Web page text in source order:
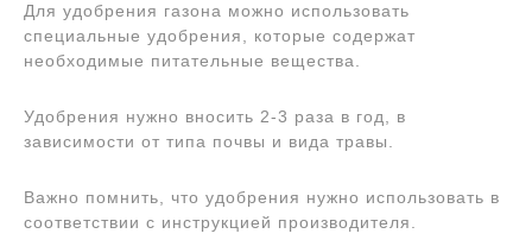
Для удобрения газона можно использовать
специальные удобрения, которые содержат
необходимые питательные вещества.
Удобрения нужно вносить 2-3 раза в год, в
зависимости от типа почвы и вида травы.
Важно помнить, что удобрения нужно использовать в
соответствии с инструкцией производителя.